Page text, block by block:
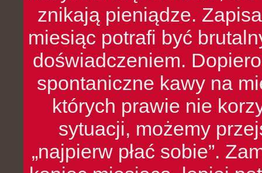
znikają pieniądze.
miesiąc potrafi być
doświadczeniem.
spontaniczne kawy na
których prawie nie
sytuacji, możemy
„najpierw płać sobie”.